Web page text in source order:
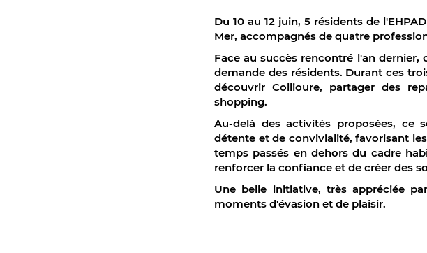
Du 10 au 12 juin, 5 résidents de
Mer, accompagnés de quatre
Face au succès rencontré l'an
demande des résidents. Durant ces
découvrir Collioure, partager des
shopping.
Au-delà des activités proposées, ce
détente et de convivialité, favorisant
temps passés en dehors du cadre
renforcer la confiance et de créer des
Une belle initiative, très appréciée
moments d'évasion et de plaisir.